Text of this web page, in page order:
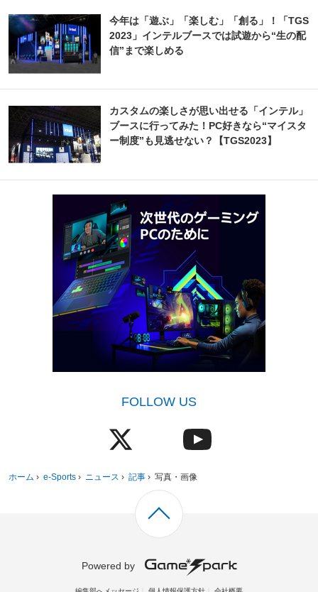
今年は「遊ぶ」「楽しむ」「創る」！「TGS
2023」インテルブースでは試遊から“生の配
信”まで楽しめる
カスタムの楽しさが思い出せる「インテル」
ブースに行ってみた！PC好きなら“マイスタ
ー制度”も見逃せない？【TGS2023】
FOLLOW US
ホーム › e-Sports › ニュース › 記事 › 写真・画像
Powered by